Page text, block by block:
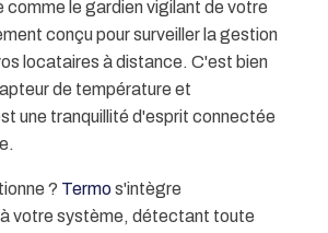
comme le gardien vigilant de votre
conçu pour surveiller la gestion
locataires à distance. C'est bien
de température et
une tranquillité d'esprit connectée
? Termos'intègre
à votre système, détectant toute